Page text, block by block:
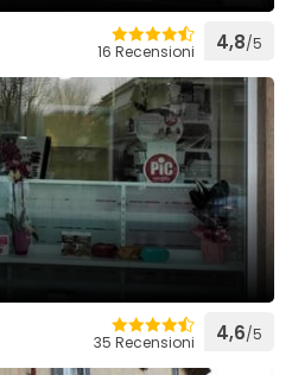
16 Recensioni 4,8/5
35 Recensioni 4,6/5